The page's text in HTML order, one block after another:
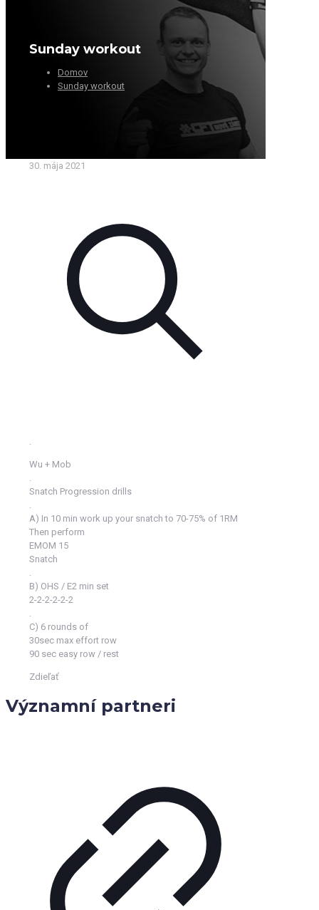
Sunday workout
Domov
Sunday workout
30. mája 2021
.
Wu + Mob
.
Snatch Progression drills
.
A) In 10 min work up your snatch to 70-75% of 1RM
Then perform
EMOM 15
Snatch
.
B) OHS / E2 min set
2-2-2-2-2-2
.
C) 6 rounds of
30sec max effort row
90 sec easy row / rest
Zdieľať
Významní partneri